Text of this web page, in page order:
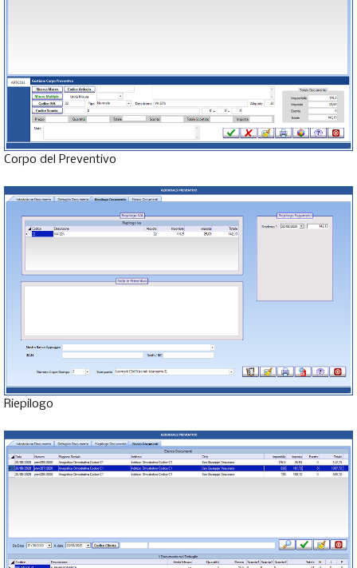
Corpo del Preventivo
Riepilogo